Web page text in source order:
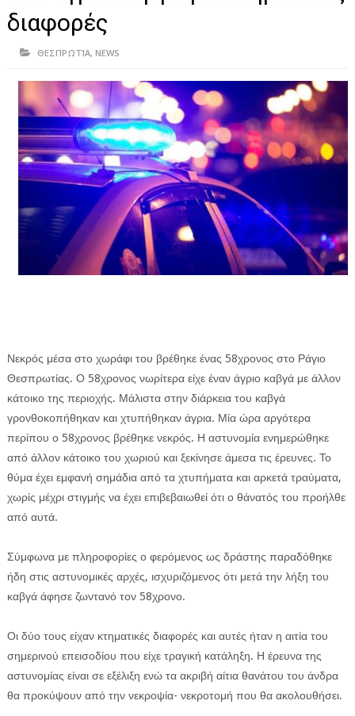
ΗΠΕΙΡΟΣ
ΠΡΕΒΕΖΑ
ΙΩΑΝΝΙΝΑ
ΘΕΣΠΡΩΤΙΑ
ΙΟΝΙΑ ΝΗΣΙΑ
ΥΓΕΙΑ-ΟΜΟΡΦΙΑ
ΠΟΛΙΤΙΣΜΟΣ
ΔΙΕΘΝΗ
ΕΦΗΜΕΡΙΔΑ Η ΠΑΡΓΑ
ΠΛΗΡΟΦΟΡΙΕΣ
διαφορές
ΘΕΣΠΡΩΤΊΑ, NEWS
Νεκρός μέσα στο χωράφι του βρέθηκε ένας 58χρονος στο Ράγιο
Θεσπρωτίας. Ο 58χρονος νωρίτερα είχε έναν άγριο καβγά με άλλον
κάτοικο της περιοχής. Μάλιστα στην διάρκεια του καβγά
γρονθοκοπήθηκαν και χτυπήθηκαν άγρια. Μία ώρα αργότερα
περίπου ο 58χρονος βρέθηκε νεκρός. Η αστυνομία ενημερώθηκε
από άλλον κάτοικο του χωριού και ξεκίνησε άμεσα τις έρευνες. Το
θύμα έχει εμφανή σημάδια από τα χτυπήματα και αρκετά τραύματα,
χωρίς μέχρι στιγμής να έχει επιβεβαιωθεί ότι ο θάνατός του προήλθε
από αυτά.
Σύμφωνα με πληροφορίες ο φερόμενος ως δράστης παραδόθηκε
ήδη στις αστυνομικές αρχές, ισχυριζόμενος ότι μετά την λήξη του
καβγά άφησε ζωντανό τον 58χρονο.
Οι δύο τους είχαν κτηματικές διαφορές και αυτές ήταν η αιτία του
σημερινού επεισοδίου που είχε τραγική κατάληξη. Η έρευνα της
αστυνομίας είναι σε εξέλιξη ενώ τα ακριβή αίτια θανάτου του άνδρα
θα προκύψουν από την νεκροψία- νεκροτομή που θα ακολουθήσει.